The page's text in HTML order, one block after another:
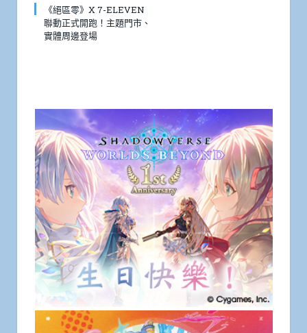
《絕區零》X 7-ELEVEN
聯動正式開跑！主題門市、
實體周邊登場